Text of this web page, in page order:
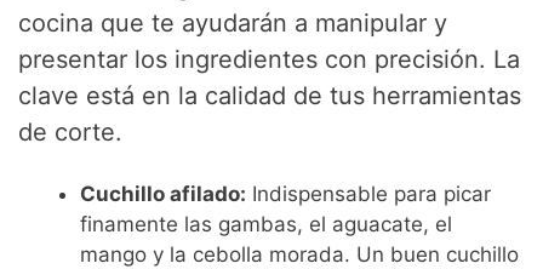
cocina que te ayudarán a manipular y
presentar los ingredientes con precisión. La
clave está en la calidad de tus herramientas
de corte.
Cuchillo afilado: Indispensable para picar
finamente las gambas, el aguacate, el
mango y la cebolla morada. Un buen cuchillo